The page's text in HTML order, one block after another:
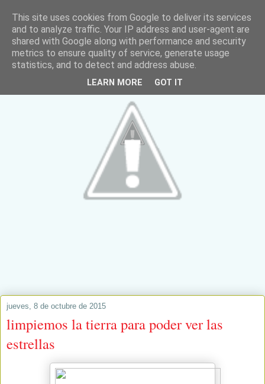
jueves, 8 de octubre de 2015
limpiemos la tierra para poder ver las
estrellas
This site uses cookies from Google to deliver its services
and to analyze traffic. Your IP address and user-agent are
shared with Google along with performance and security
metrics to ensure quality of service, generate usage
statistics, and to detect and address abuse.
LEARN MORE GOT IT